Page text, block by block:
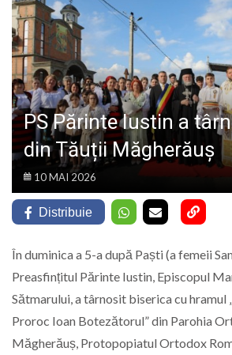
POLITIC
LIFE
PS Părinte Iustin a
din Tăuții Măgherăuș
10 MAI 2026
Distribuie
În duminica a 5-a după Paști (a femeii
Preasfințitul Părinte Iustin, Episcopul
Sătmarului, a târnosit biserica cu hramul
Proroc Ioan Botezătorul” din Parohia
Măgherăuș, Protopopiatul Ortodox